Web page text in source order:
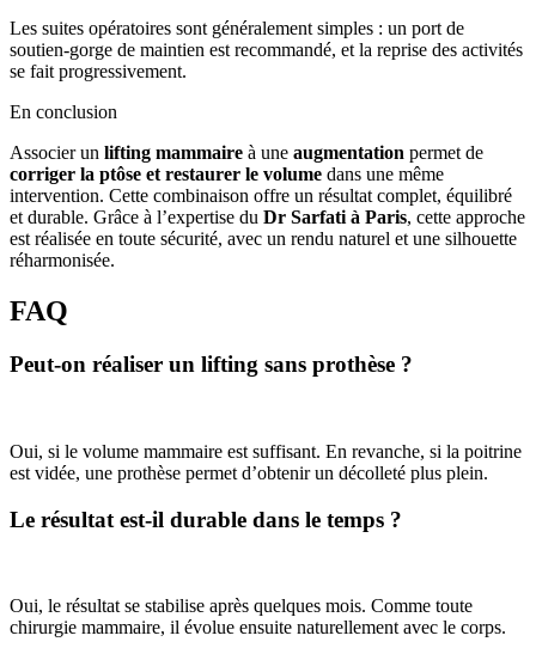
Les suites opératoires sont généralement simples : un port de
soutien-gorge de maintien est recommandé, et la reprise des activités
se fait progressivement.
En conclusion
Associer un lifting mammaire à une augmentation permet de
corriger la ptôse et restaurer le volume dans une même
intervention. Cette combinaison offre un résultat complet, équilibré
et durable. Grâce à l’expertise du Dr Sarfati à Paris, cette approche
est réalisée en toute sécurité, avec un rendu naturel et une silhouette
réharmonisée.
FAQ
Peut-on réaliser un lifting sans prothèse ?
Oui, si le volume mammaire est suffisant. En revanche, si la poitrine
est vidée, une prothèse permet d’obtenir un décolleté plus plein.
Le résultat est-il durable dans le temps ?
Oui, le résultat se stabilise après quelques mois. Comme toute
chirurgie mammaire, il évolue ensuite naturellement avec le corps.